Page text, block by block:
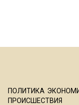
ПОЛИТИКА
ПРОИСШЕСТВИЯ